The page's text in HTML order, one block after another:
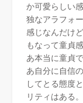
か可愛らしい
独なアラフォ
感じなんだけ
もなって童貞
あ本当に童貞
あ自分に自信
してとる態度
リティはある